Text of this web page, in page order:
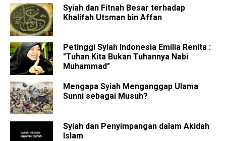
Syiah dan Fitnah Besar terhadap
Khalifah Utsman bin Affan
Petinggi Syiah Indonesia Emilia Renita :
"Tuhan Kita Bukan Tuhannya Nabi
Muhammad"
Mengapa Syiah Menganggap Ulama
Sunni sebagai Musuh?
Syiah dan Penyimpangan dalam Akidah
Islam